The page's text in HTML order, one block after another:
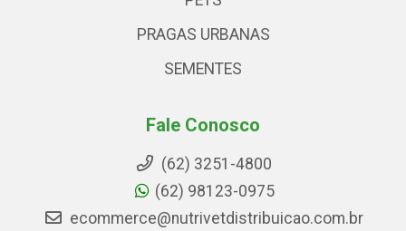
PRAGAS URBANAS
SEMENTES
Fale Conosco
(62) 3251-4800
(62) 98123-0975
ecommerce@nutrivetdistribuicao.com.br